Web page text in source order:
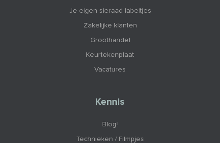
Je eigen sieraad labeltjes
Zakelijke klanten
Groothandel
Keurtekenplaat
Vacatures
Kennis
Blog!
Technieken / Filmpjes